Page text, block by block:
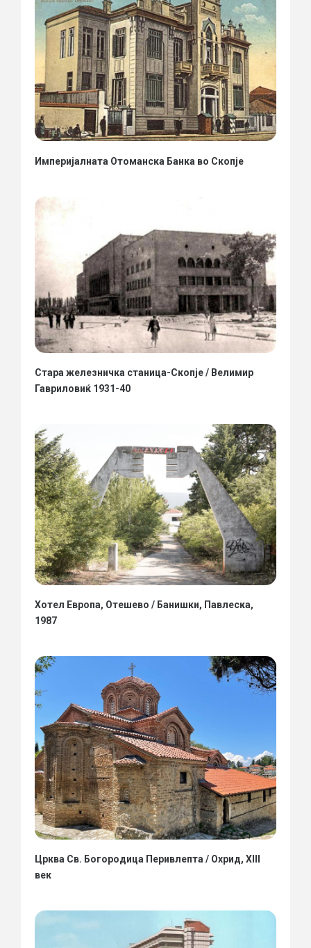
Империјалната Отоманска Банка во Скопје
Стара железничка станица-Скопје / Велимир
Гавриловиќ 1931-40
Хотел Европа, Отешево / Банишки, Павлеска,
1987
Црква Св. Богородица Перивлепта / Охрид, XIII
век